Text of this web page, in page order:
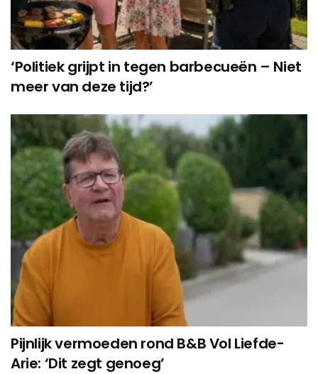
‘Politiek grijpt in tegen barbecueën – Niet
meer van deze tijd?’
Pijnlijk vermoeden rond B&B Vol Liefde-
Arie: ‘Dit zegt genoeg’